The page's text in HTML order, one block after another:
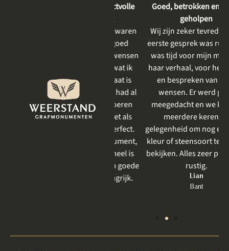
mooi vind. Het resultaat is
prachtig geworden . Ik had al
eerder iets laten uitvoeren
door Weerstand en net als
Goed, betrokken en rustig
geholpen
Wij zijn zeker tevreden. Het
eerste gesprek was rustig, er
was tijd voor mijn moeder,
haar verhaal, voor het delen
en bespreken van onze
wensen. Er werd goed
meegedacht en we kregen
meerdere keren de
gelegenheid om nog even een
kleur of steensoort te komen
bekijken. Alles zeer prettig en